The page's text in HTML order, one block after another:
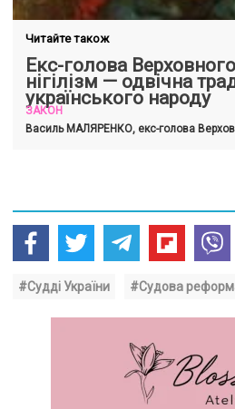
Читайте також
Екс-голова
нігілізм — одвічна
українського народу
ЗАКОН
Василь МАЛЯРЕНКО, екс-голова
#Судді України #Судова